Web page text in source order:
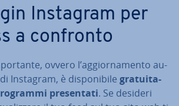
Instagram per
a confronto
ovvero l’ag­gior­na­men­to au­
Instagram, è di­spo­ni­bi­le gra­tui­ta­
pre­sen­ta­ti. Se desideri